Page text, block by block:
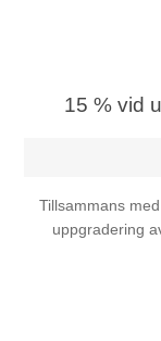
15 % vid
Tillsammans
uppgradering